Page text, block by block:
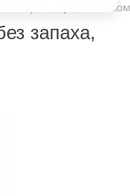
комаров, мух и
запаха,